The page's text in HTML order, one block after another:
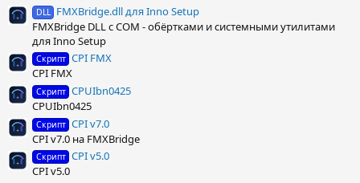
д
DLL
FMXBridge.dll для Inno Setup
FMXBridge DLL с COM - обёртками и системными утилитами
для Inno Setup
Скрипт CPI FMX
CPI FMX
Скрипт CPUIbn0425
CPUIbn0425
Скрипт CPI v7.0
CPI v7.0 на FMXBridge
Скрипт CPI v5.0
CPI v5.0